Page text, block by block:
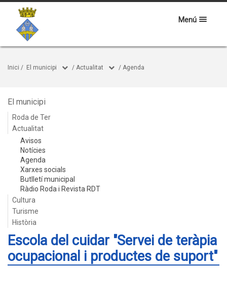
Menú
Inici / El municipi / Actualitat / Agenda
El municipi
Roda de Ter
Actualitat
Avisos
Notícies
Agenda
Xarxes socials
Butlletí municipal
Ràdio Roda i Revista RDT
Cultura
Turisme
Història
Escola del cuidar "Servei de teràpia
ocupacional i productes de suport"